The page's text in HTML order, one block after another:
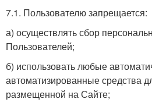
7.1. Пользователю запрещается:
а) осуществлять сбор
Пользователей;
б) использовать любые
автоматизированные средства
размещенной на Сайте;